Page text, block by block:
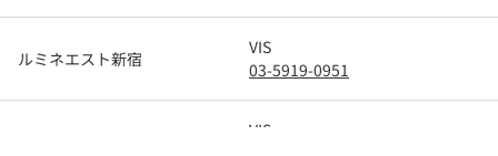
ルミネエスト新宿
VIS
03-5919-0951
VIS